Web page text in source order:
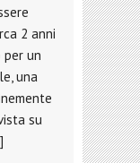
2 anni
un
una
su